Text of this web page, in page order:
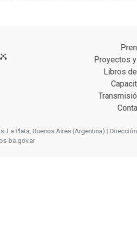

Proyectos
Libros
Plata, Buenos Aires (Argentina) |
ba.gov.ar